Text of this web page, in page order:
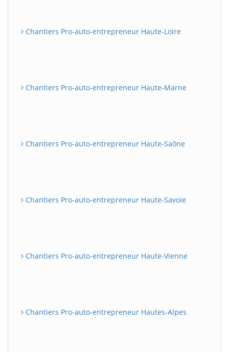
Chantiers Pro-auto-entrepreneur Haute-Loire
Chantiers Pro-auto-entrepreneur Haute-Marne
Chantiers Pro-auto-entrepreneur Haute-Saône
Chantiers Pro-auto-entrepreneur Haute-Savoie
Chantiers Pro-auto-entrepreneur Haute-Vienne
Chantiers Pro-auto-entrepreneur Hautes-Alpes